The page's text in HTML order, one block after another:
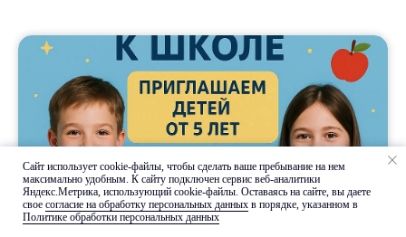
Расписание занятий,
прайс-лист и документы
Сайт использует cookie-файлы, чтобы сделать ваше пребывание на нем
максимально удобным. К cайту подключен сервис веб-аналитики
Яндекс.Метрика, использующий cookie-файлы. Оставаясь на сайте, вы даете
свое согласие на обработку персональных данных в порядке, указанном в
Политике обработки персональных данных